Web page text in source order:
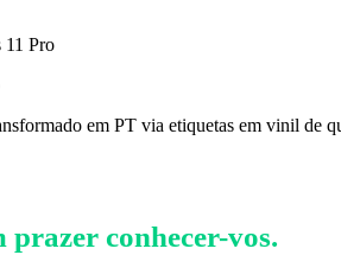
Pro
em PT via etiquetas em vinil de
prazer conhecer-vos.